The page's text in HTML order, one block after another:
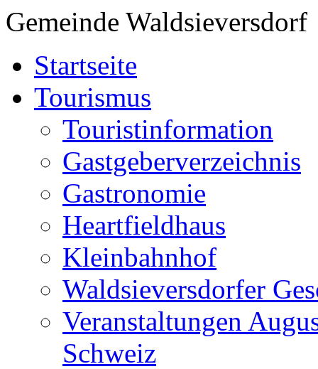
Gemeinde Waldsieversdorf
Startseite
Tourismus
Touristinformation
Gastgeberverzeichnis
Gastronomie
Heartfieldhaus
Kleinbahnhof
Waldsieversdorfer
Veranstaltungen
Schweiz